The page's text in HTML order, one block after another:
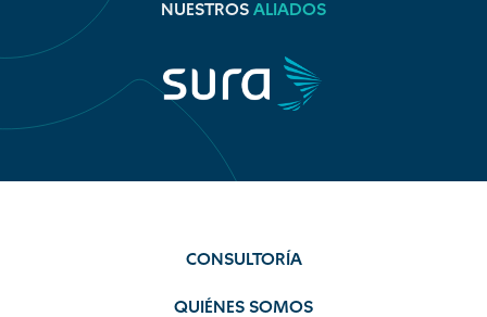
NUESTROS ALIADOS
CONSULTORÍA
QUIÉNES SOMOS